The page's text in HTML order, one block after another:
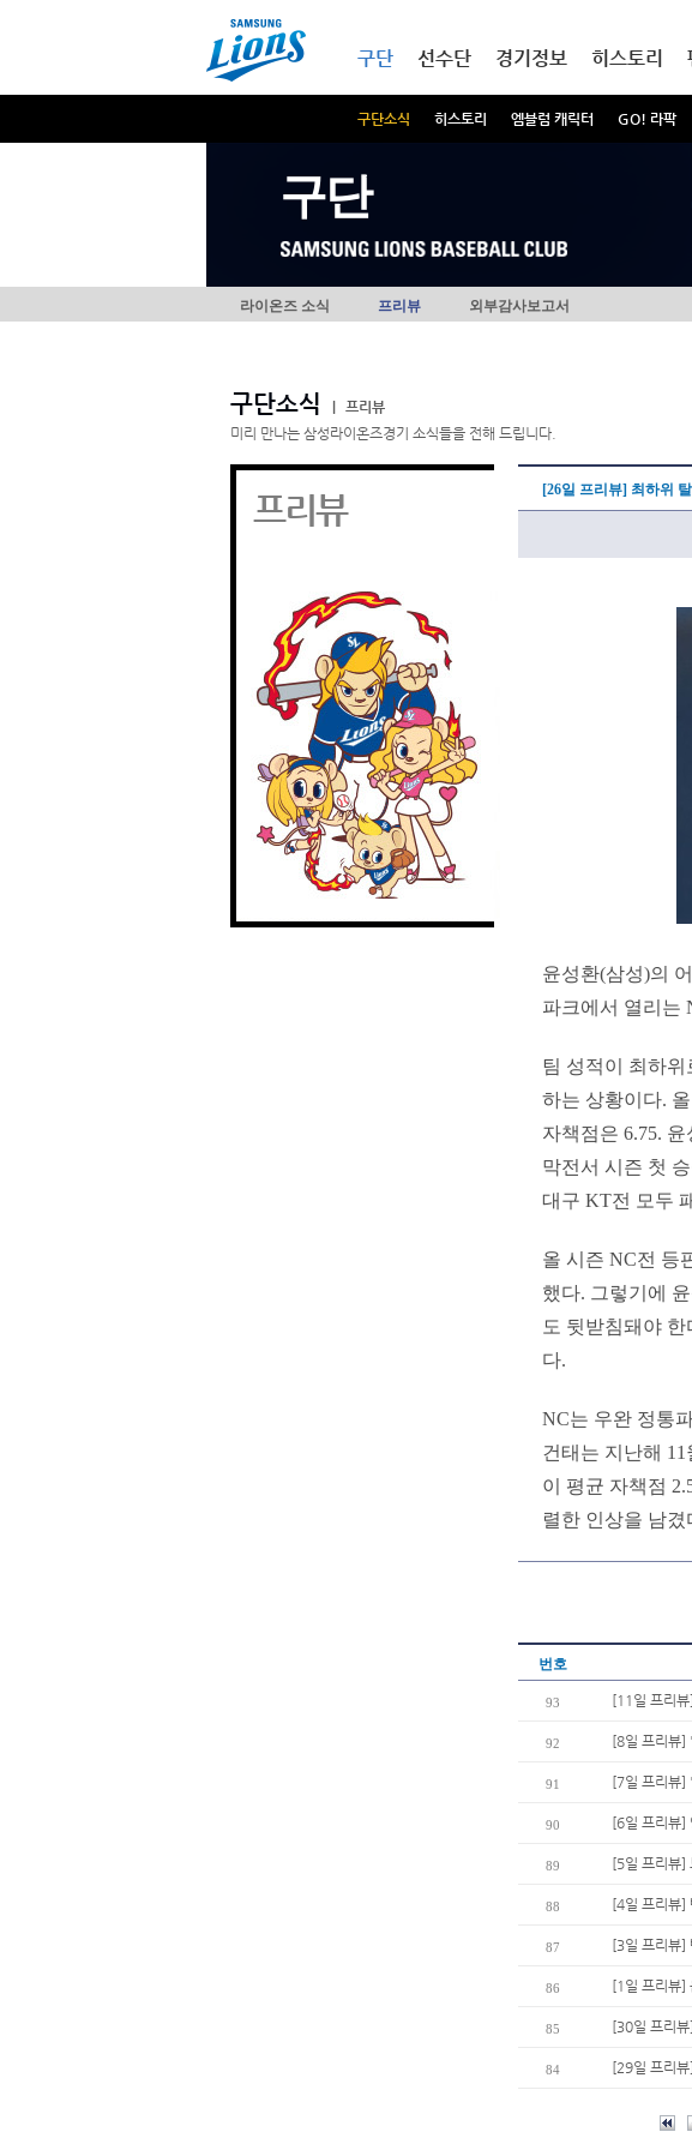
구단
구단소식 히스토리 엠블럼 캐릭터 GO! 라팍
선수단 경기정보 히스토리
구단
라이온즈 소식 프리뷰 외부감사보고서
구단소식
프리뷰
미리 만나는 삼성라이온즈경기 소식들을 전해 드립니다.
프리뷰 [26일 프리뷰] 최하위
윤성환(삼성)의
파크에서 열리는
팀 성적이 최하
하는 상황이다.
자책점은 6.75.
막전서 시즌 첫
대구 KT전 모두
올 시즌 NC전 등
했다. 그렇기에
도 뒷받침돼야
다.
NC는 우완 정통
건태는 지난해
이 평균 자책점
렬한 인상을 남겼
번호
93 [11일 프리
92 [8일 프리뷰]
91 [7일 프리뷰]
90 [6일 프리뷰]
89 [5일 프리뷰]
88 [4일 프리뷰]
87 [3일 프리뷰]
86 [1일 프리뷰]
85 [30일 프리
84 [29일 프리